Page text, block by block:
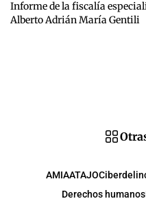
Informe de la fiscalía
Alberto Adrián María Gentili
AMIAATAJO
Derechos humanos